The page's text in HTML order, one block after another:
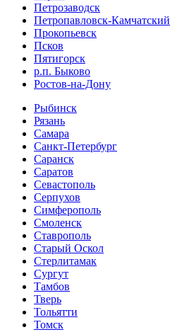
Петрозаводск
Петропавловск-Камчатский
Прокопьевск
Псков
Пятигорск
р.п. Быково
Ростов-на-Дону
Рыбинск
Рязань
Самара
Санкт-Петербург
Саранск
Саратов
Севастополь
Серпухов
Симферополь
Смоленск
Ставрополь
Старый Оскол
Стерлитамак
Сургут
Тамбов
Тверь
Тольятти
Томск